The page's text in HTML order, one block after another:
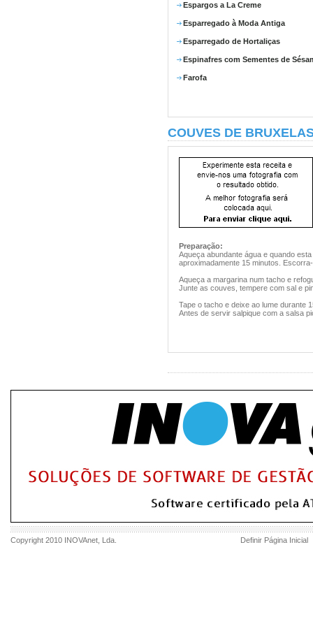
Espargos a La Creme
Esparregado à Moda Antiga
Esparregado de Hortaliças
Espinafres com Sementes de
Farofa
COUVES DE
Preparação:
Aqueça abundante água e quando
aproximadamente 15 minutos.
Aqueça a margarina num tacho e
Junte as couves, tempere com sal e
Tape o tacho e deixe ao lume durante
Antes de servir salpique com a salsa
Copyright 2010 INOVAnet , Lda. Definir Página Inicial